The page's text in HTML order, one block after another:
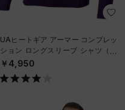
UAヒートギア アーマー コンプレッ
ション ロングスリーブ シャツ（ト
レーニング/MEN）
￥4,950